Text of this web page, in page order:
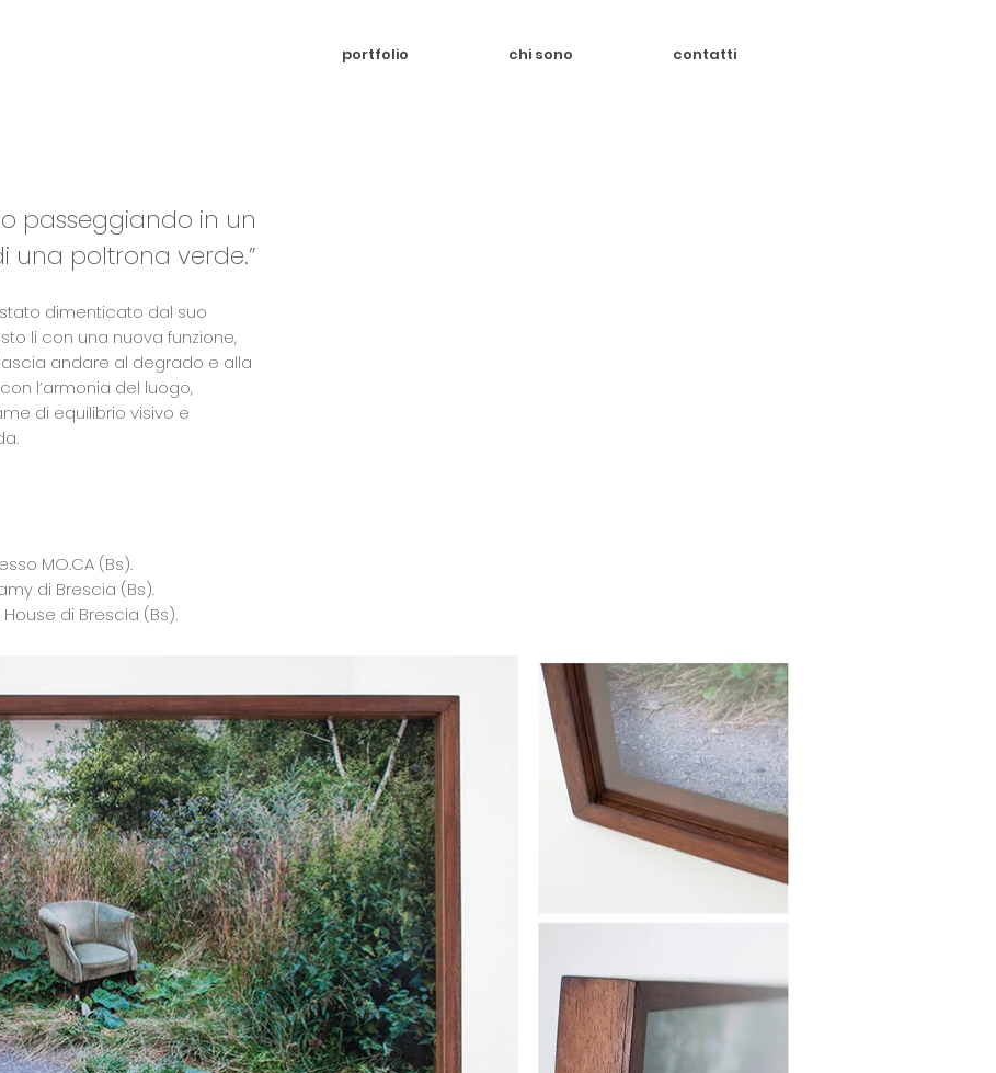
portfolio chi sono contatti
passeggiando in un
una poltrona verde.”
dimenticato dal suo
li con una nuova funzione,
andare al degrado e alla
l’armonia del luogo,
di equilibrio visivo e
MO.CA (Bs).
di Brescia (Bs).
di Brescia (Bs).